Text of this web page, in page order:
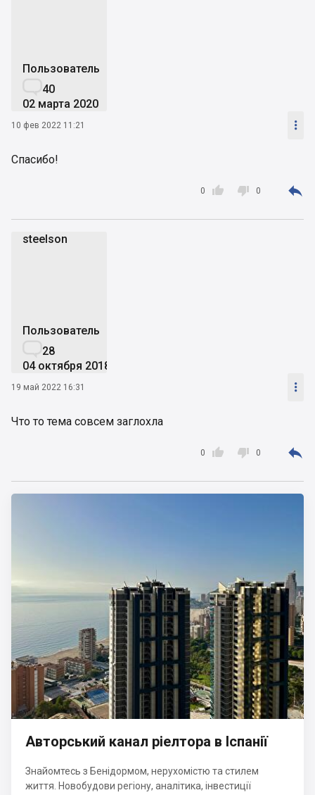
Пользователь
40
02 марта 2020
10 фев 2022 11:21 
Спасибо!

0  0 
steelson
Пользователь
28
04 октября 2018
19 май 2022 16:31 
Что то тема совсем заглохла

0  0 
Авторський канал ріелтора в Іспанії
Знайомтесь з Бенідормом, нерухомістю та стилем
життя. Новобудови регіону, аналітика, інвестиції